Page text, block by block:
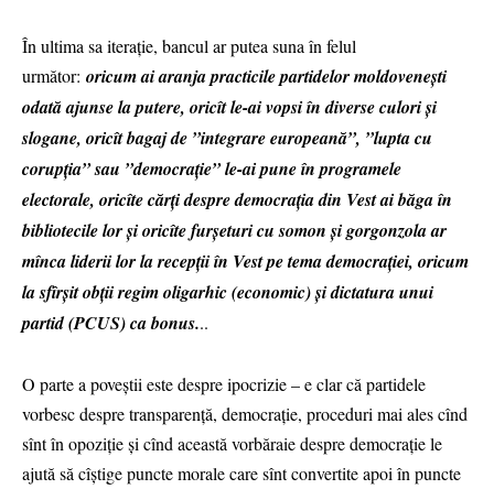
În ultima sa iterație, bancul ar putea suna în felul
următor: oricum ai aranja practicile partidelor moldovenești
odată ajunse la putere, oricît le-ai vopsi în diverse culori și
slogane, oricît bagaj de ”integrare europeană”, ”lupta cu
corupția” sau ”democrație” le-ai pune în programele
electorale, oricîte cărți despre democrația din Vest ai băga în
bibliotecile lor și oricîte furșeturi cu somon și gorgonzola ar
mînca liderii lor la recepții în Vest pe tema democrației, oricum
la sfîrșit obții regim oligarhic (economic) și dictatura unui
partid (PCUS) ca bonus...
O parte a poveștii este despre ipocrizie – e clar că partidele
vorbesc despre transparență, democrație, proceduri mai ales cînd
sînt în opoziție și cînd această vorbăraie despre democrație le
ajută să cîștige puncte morale care sînt convertite apoi în puncte